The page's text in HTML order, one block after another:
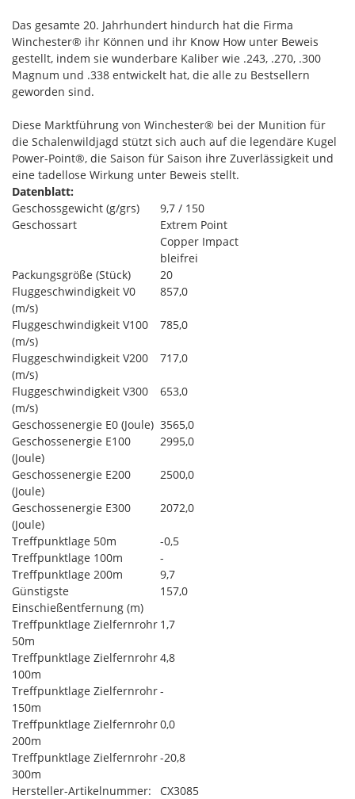
Das gesamte 20. Jahrhundert hindurch hat die Firma
Winchester® ihr Können und ihr Know How unter Beweis
gestellt, indem sie wunderbare Kaliber wie .243, .270, .300
Magnum und .338 entwickelt hat, die alle zu Bestsellern
geworden sind.
Diese Marktführung von Winchester® bei der Munition für
die Schalenwildjagd stützt sich auch auf die legendäre Kugel
Power-Point®, die Saison für Saison ihre Zuverlässigkeit und
eine tadellose Wirkung unter Beweis stellt.
Datenblatt:
Geschossgewicht (g/grs)
9,7 / 150
Geschossart
Extrem Point
Copper Impact
bleifrei
Packungsgröße (Stück)
20
Fluggeschwindigkeit V0
(m/s)
857,0
Fluggeschwindigkeit V100
(m/s)
785,0
Fluggeschwindigkeit V200
(m/s)
717,0
Fluggeschwindigkeit V300
(m/s)
653,0
Geschossenergie E0 (Joule) 3565,0
Geschossenergie E100
(Joule)
2995,0
Geschossenergie E200
(Joule)
2500,0
Geschossenergie E300
(Joule)
2072,0
Treffpunktlage 50m
-0,5
Treffpunktlage 100m
-
Treffpunktlage 200m
9,7
Günstigste
Einschießentfernung (m)
157,0
Treffpunktlage Zielfernrohr
50m
1,7
Treffpunktlage Zielfernrohr
100m
4,8
Treffpunktlage Zielfernrohr
150m
-
Treffpunktlage Zielfernrohr
200m
0,0
Treffpunktlage Zielfernrohr
300m
-20,8
Hersteller-Artikelnummer: CX3085